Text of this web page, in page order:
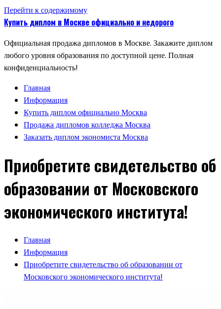
Перейти к содержимому
Купить диплом в Москве официально и недорого
Официальная продажа дипломов в Москве. Закажите диплом
любого уровня образования по доступной цене. Полная
конфиденциальность!
Главная
Информация
Купить диплом официально Москва
Продажа дипломов колледжа Москва
Заказать диплом экономиста Москва
Приобретите свидетельство об
образовании от Московского
экономического института!
Главная
Информация
Приобретите свидетельство об образовании от
Московского экономического института!